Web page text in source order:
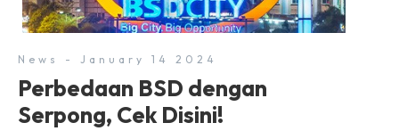
memengaruhi pertimbangan masyarakat untuk membeli
rumah maupun investasi di sektor […]
News - January 14 2024
Perbedaan BSD dengan
Serpong, Cek Disini!